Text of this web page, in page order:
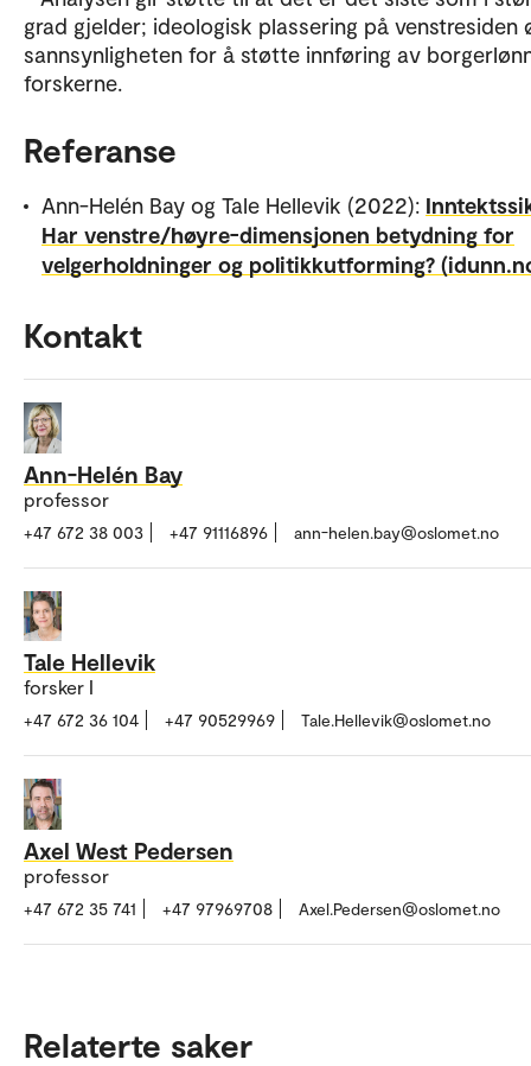
grad gjelder; ideologisk plassering på venstresiden
sannsynligheten for å støtte innføring av
forskerne.
Referanse
Ann-Helén Bay og Tale Hellevik (2022):
Har venstre/høyre-dimensjonen betydning for
velgerholdninger og politikkutforming?
Kontakt
Ann-Helén Bay
professor
+47 672 38 003 +47 91116896 ann-helen.bay@oslomet.no
Tale Hellevik
forsker I
+47 672 36 104 +47 90529969 Tale.Hellevik@oslomet.no
Axel West Pedersen
professor
+47 672 35 741 +47 97969708 Axel.Pedersen@oslomet.no
Relaterte saker